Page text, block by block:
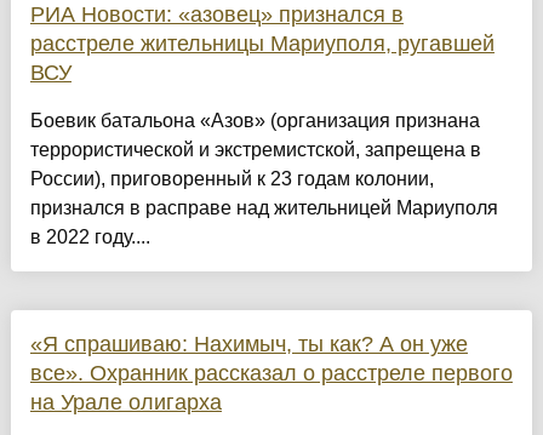
РИА Новости: «азовец» признался в
расстреле жительницы Мариуполя, ругавшей
ВСУ
Боевик батальона «Азов» (организация признана
террористической и экстремистской, запрещена в
России), приговоренный к 23 годам колонии,
признался в расправе над жительницей Мариуполя
в 2022 году....
«Я спрашиваю: Нахимыч, ты как? А он уже
все». Охранник рассказал о расстреле первого
на Урале олигарха